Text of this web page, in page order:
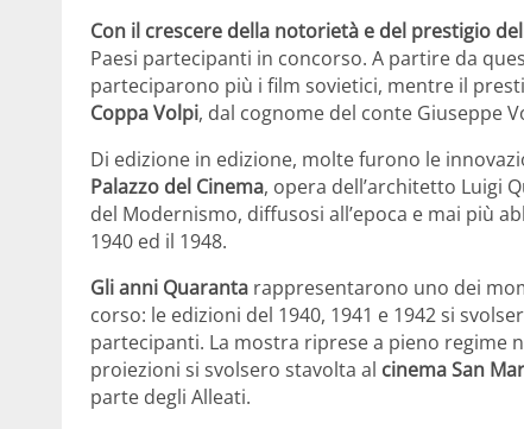
Con il crescere della notorietà e del prestigio
Paesi partecipanti in concorso. A partire da
parteciparono più i film sovietici, mentre il
Coppa Volpi, dal cognome del conte Giuseppe
Di edizione in edizione, molte furono le
Palazzo del Cinema, opera dell’architetto Luigi
del Modernismo, diffusosi all’epoca e mai più
1940 ed il 1948.
Gli anni Quaranta rappresentarono uno dei
corso: le edizioni del 1940, 1941 e 1942 si
partecipanti. La mostra riprese a pieno regime
proiezioni si svolsero stavolta al cinema San
parte degli Alleati.